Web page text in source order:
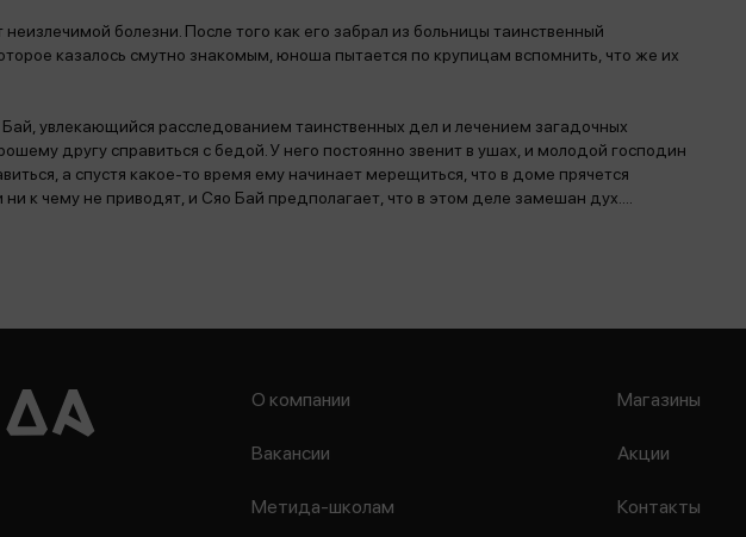
болезни. После того как его забрал из больницы таинственный
казалось смутно знакомым, юноша пытается по крупицам вспомнить, что же их
увлекающийся расследованием таинственных дел и лечением загадочных
другу справиться с бедой. У него постоянно звенит в ушах, и молодой господин
а спустя какое-то время ему начинает мерещиться, что в доме прячется
к чему не приводят, и Сяо Бай предполагает, что в этом деле замешан дух....
О компании
Вакансии
Метида-школам
Магазины
Акции
Контакты